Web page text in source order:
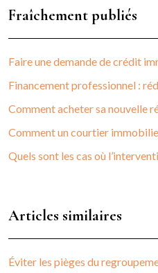
Fraîchement publiés
Faire une demande de crédit
Financement professionnel :
Comment acheter sa nouvelle
Comment un courtier
Quels sont les cas où
Articles similaires
Éviter les pièges du